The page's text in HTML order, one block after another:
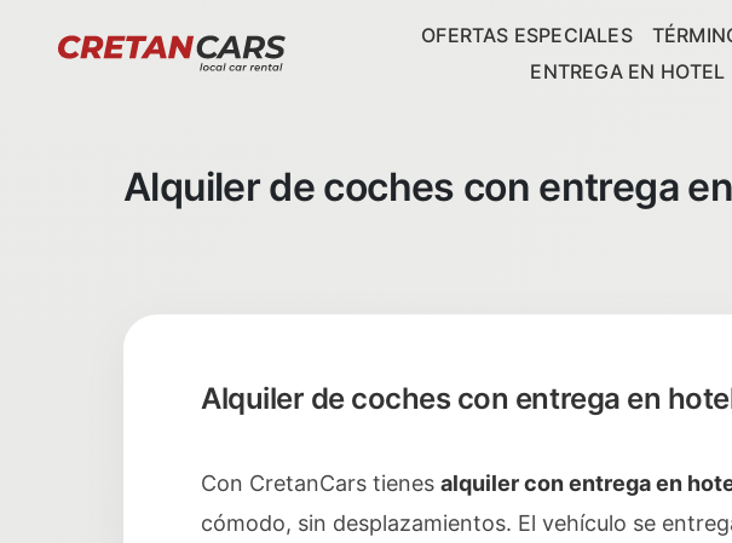
OFERTAS ESPECIALES
ENTREGA EN HOTEL
Alquiler de coches con entrega
Alquiler de coches con entrega en
Con CretanCars tienes alquiler con entrega en
cómodo, sin desplazamientos. El vehículo se